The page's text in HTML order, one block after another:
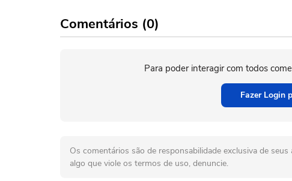
Comentários (0)
Para poder interagir com todos
Fazer Login
Os comentários são de responsabilidade exclusiva de
algo que viole os termos de uso, denuncie.